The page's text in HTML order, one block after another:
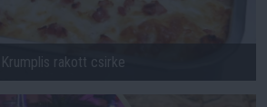
Krumplis rakott csirke